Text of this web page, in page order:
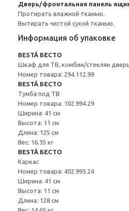
Дверь/фронтальная панель
Протирать влажной тканью.
Вытирать чистой сухой тканью.
Информация об упаковке
BESTÅ БЕСТО
Шкаф для ТВ, комбин/стеклян
Номер товара: 294.112.99
BESTÅ БЕСТО
Тумба под ТВ
Номер товара: 102.994.29
Ширина: 41 см
Высота: 11 см
Длина: 125 см
Вес: 16.35 кг
BESTÅ БЕСТО
Каркас
Номер товара: 402.993.24
Ширина: 41 см
Высота: 11 см
Длина: 128 см